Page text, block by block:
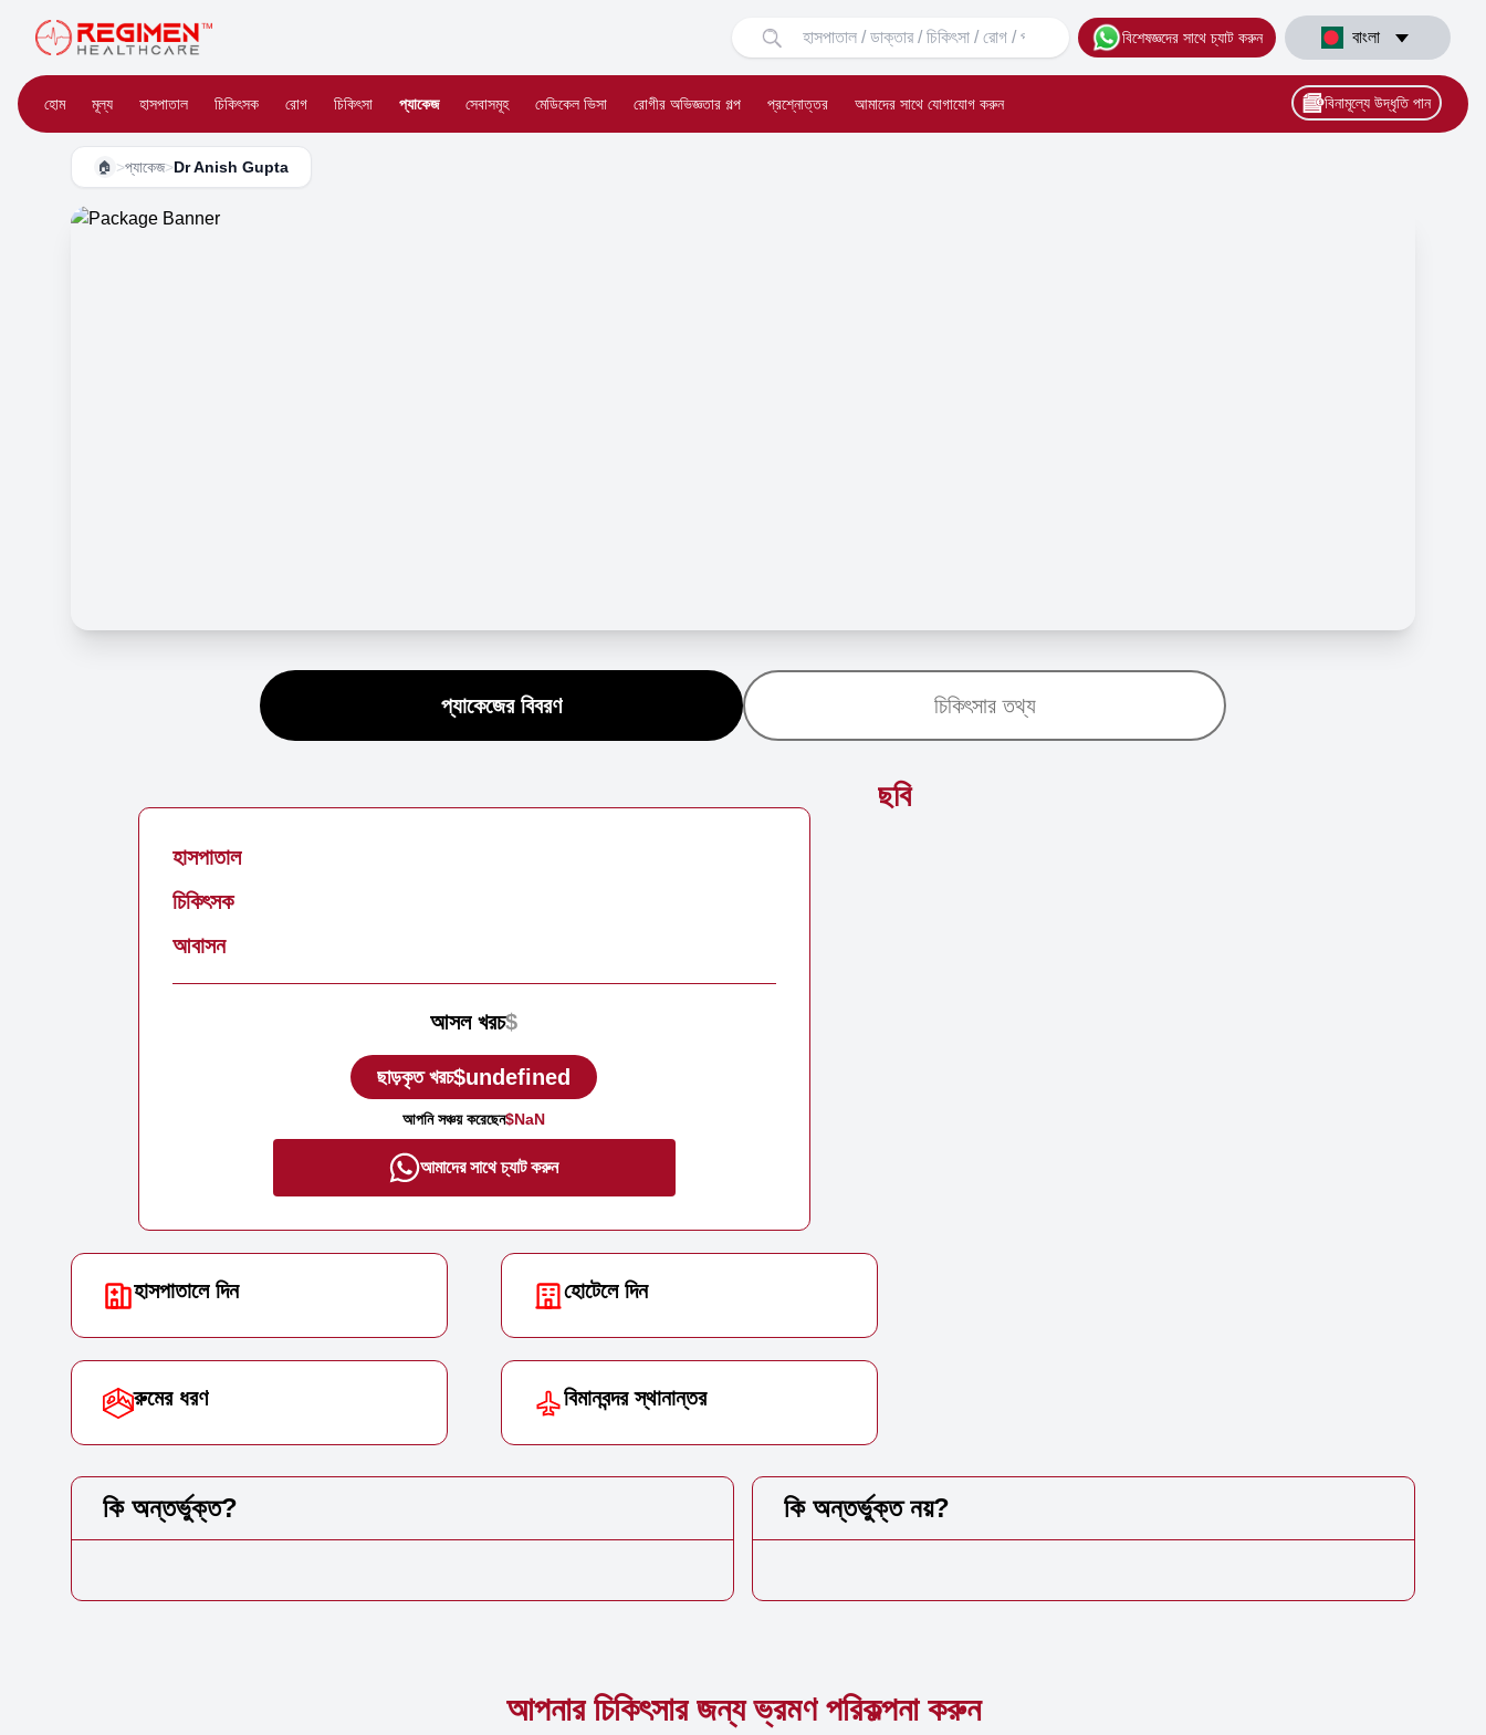
বিশেষজ্ঞদের সাথে চ্যাট করুন বাংলা
হোম মূল্য হাসপাতাল চিকিৎসক রোগ চিকিৎসা প্যাকেজ সেবাসমূহ মেডিকেল ভিসা রোগীর অভিজ্ঞতার গল্প প্রশ্নোত্তর আমাদের সাথে যোগাযোগ করুন বিনামূল্যে উদ্ধৃতি পান
🏠 >প্যাকেজ>Dr Anish Gupta
প্যাকেজের বিবরণ চিকিৎসার তথ্য
হাসপাতাল
চিকিৎসক
আবাসন
আসল খরচ$
ছাড়কৃত খরচ$undefined
আপনি সঞ্চয় করেছেন$NaN
আমাদের সাথে চ্যাট করুন
হাসপাতালে দিন হোটেলে দিন
রুমের ধরণ বিমানবন্দর স্থানান্তর
ছবি
কি অন্তর্ভুক্ত? কি অন্তর্ভুক্ত নয়?
আপনার চিকিৎসার জন্য ভ্রমণ পরিকল্পনা করুন